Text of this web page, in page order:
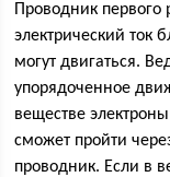
Проводник первого
электрический ток
могут двигаться.
упорядоченное
веществе
сможет пройти
проводник. Если в